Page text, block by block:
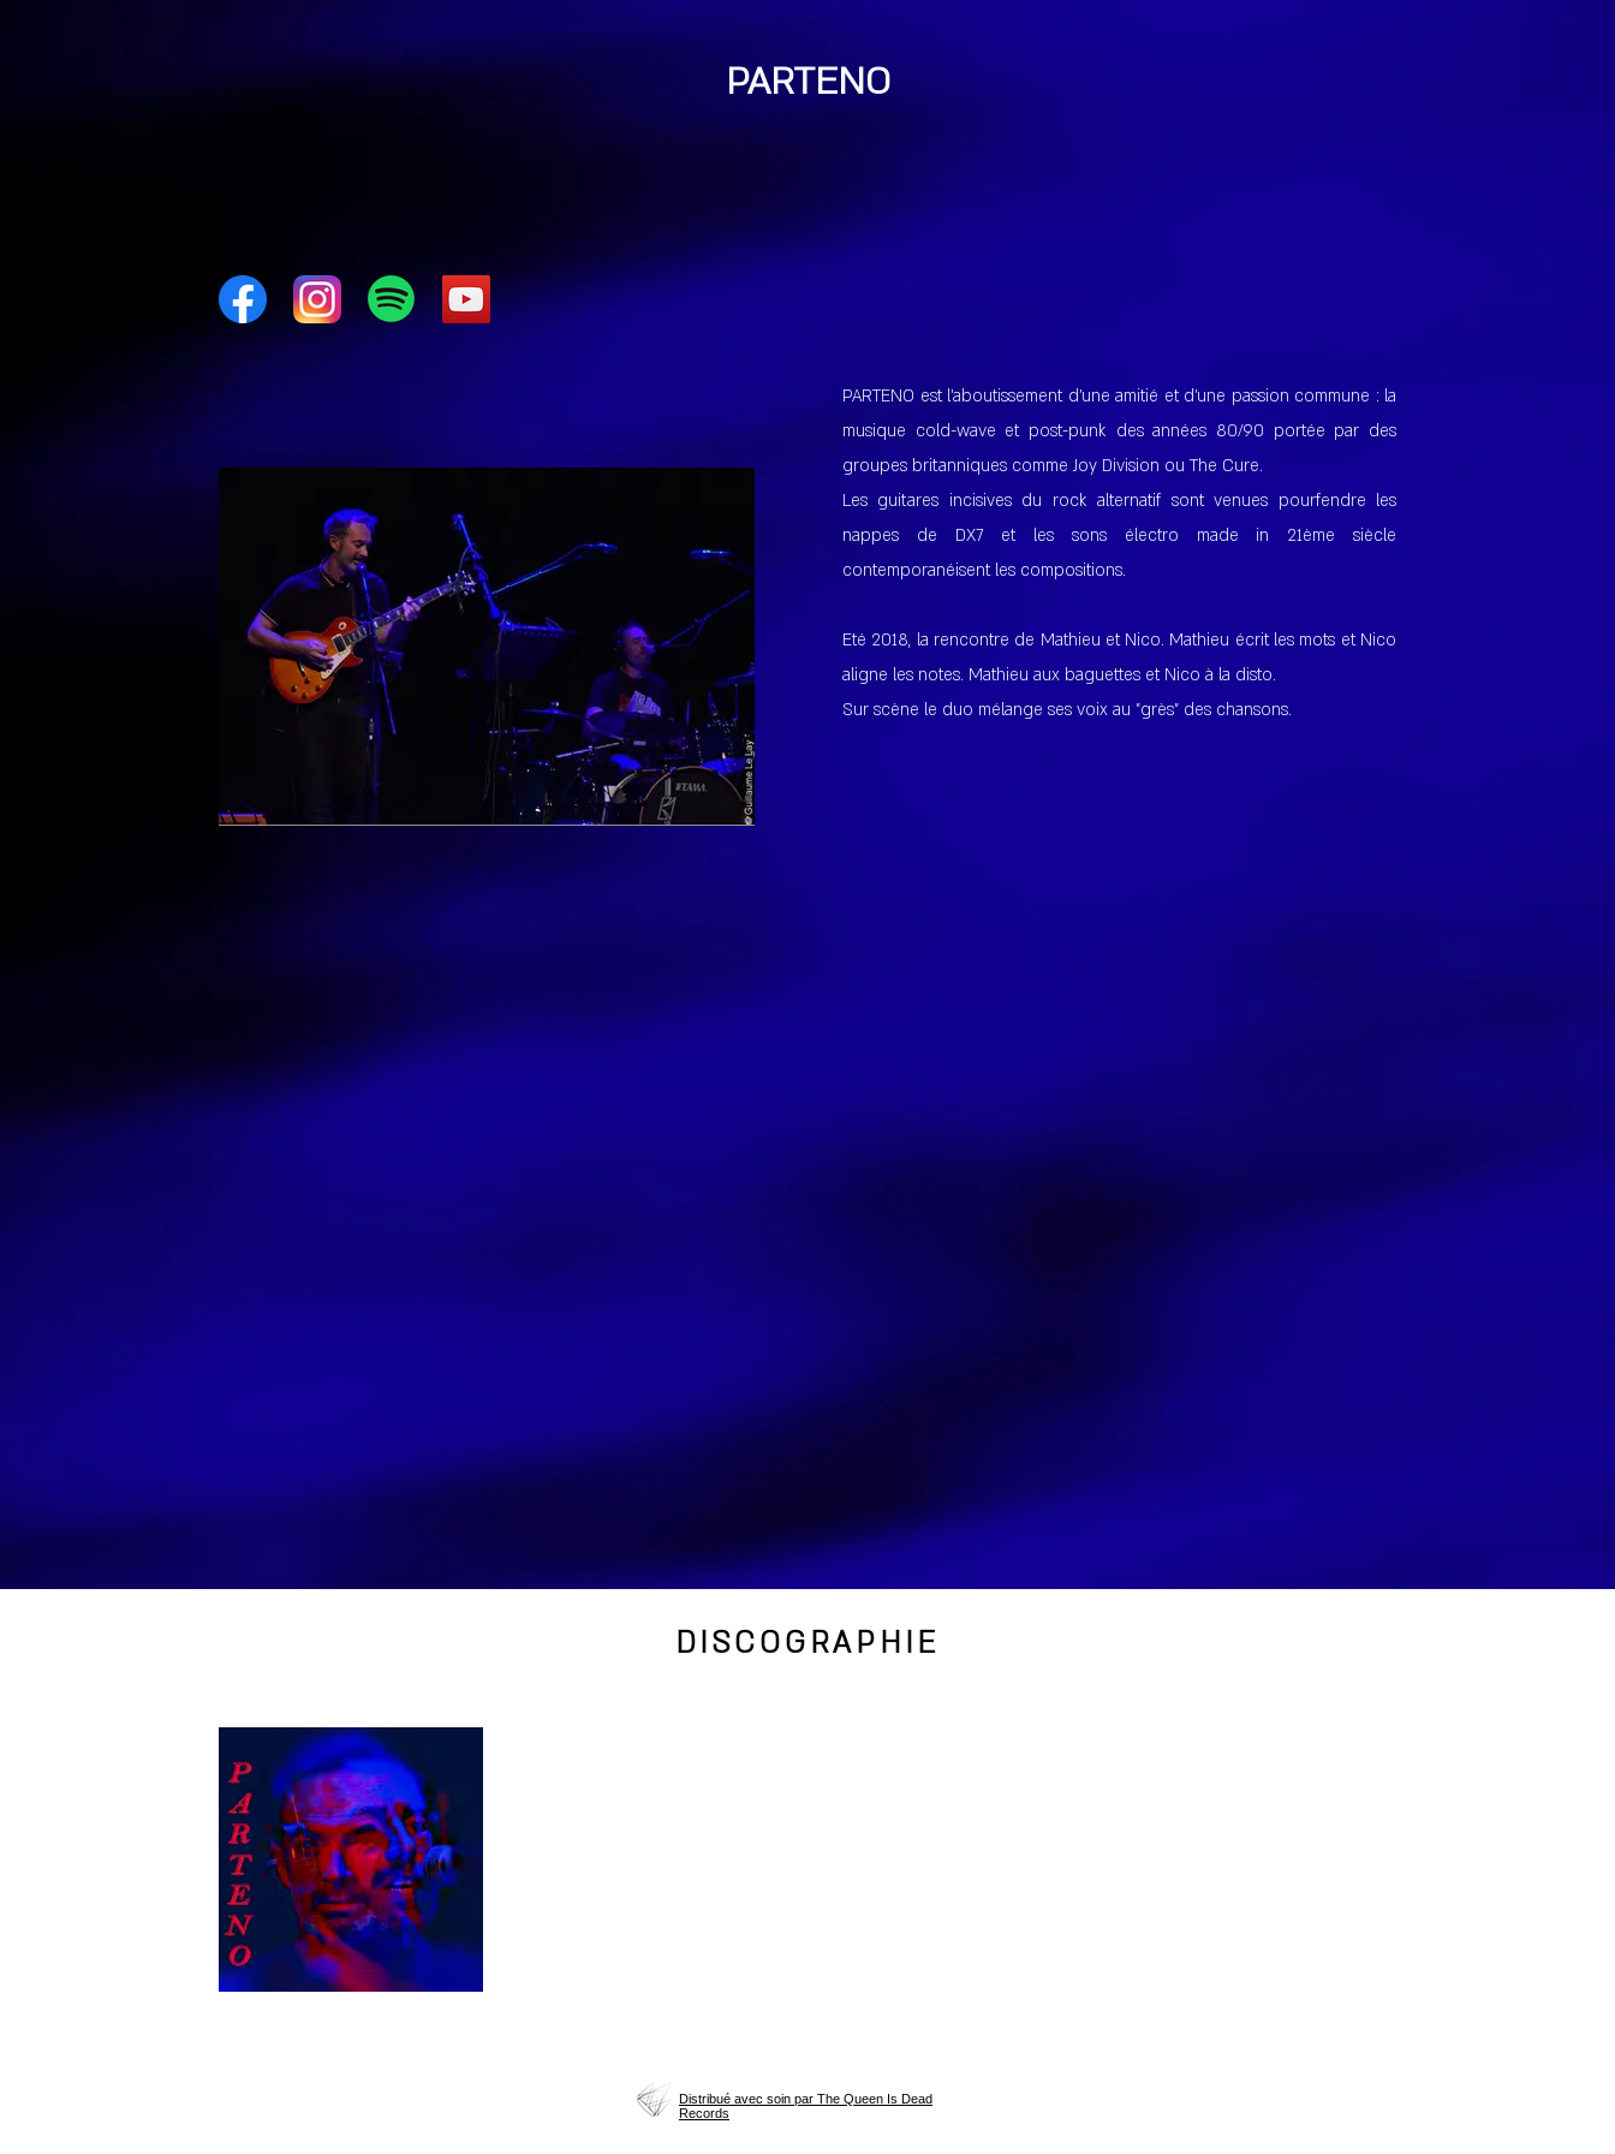
PARTENO
PARTENO est l’aboutissement d’une amitié et d’une passion commune : la
musique cold-wave et post-punk des années 80/90 portée par des
groupes britanniques comme Joy Division ou The Cure.
Les guitares incisives du rock alternatif sont venues pourfendre les
nappes de DX7 et les sons électro made in 21ème siècle
contemporanéisent les compositions.
Eté 2018, la rencontre de Mathieu et Nico. Mathieu écrit les mots et Nico
aligne les notes. Mathieu aux baguettes et Nico à la disto.
Sur scène le duo mélange ses voix au "grès" des chansons.
DISCOGRAPHIE
Distribué avec soin par The Queen Is Dead
Records